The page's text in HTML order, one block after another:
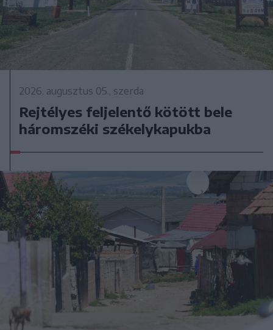
2026. augusztus 05., szerda
Rejtélyes feljelentő kötött bele
háromszéki székelykapukba